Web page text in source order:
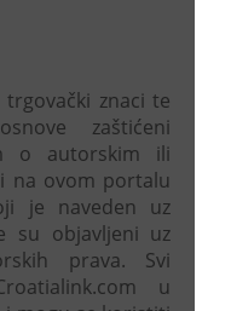
trgovački znaci te
zaštićeni
o autorskim ili
na ovom portalu
je naveden uz
su objavljeni uz
prava. Svi
u